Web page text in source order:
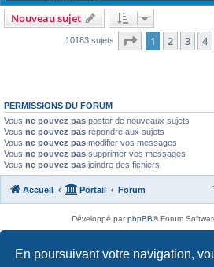
En poursuivant votre navigation,
Nouveau sujet
10183 sujets Page 1sur204
1 2 3 4
PERMISSIONS DU FORUM
Vous ne pouvez pas poster de nouveaux sujets
Vous ne pouvez pas répondre aux sujets
Vous ne pouvez pas modifier vos messages
Vous ne pouvez pas supprimer vos messages
Vous ne pouvez pas joindre des fichiers
Accueil Portail Forum
Développé parphpBB® Forum
Traduit parphpBB-